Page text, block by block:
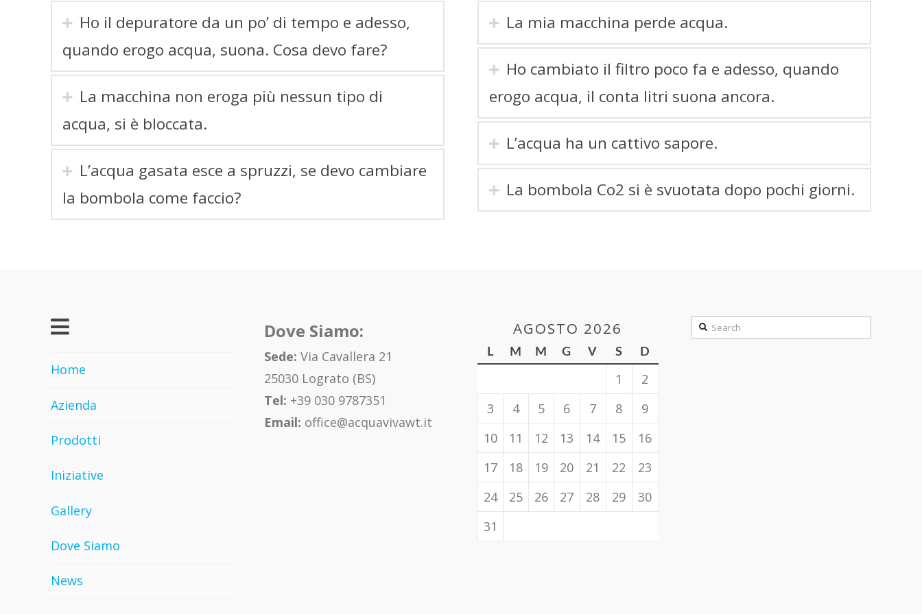
Ho il depuratore da un po’ di tempo e adesso,
quando erogo acqua, suona. Cosa devo fare?
La macchina non eroga più nessun tipo di
acqua, si è bloccata.
L’acqua gasata esce a spruzzi, se devo cambiare
la bombola come faccio?
La mia macchina perde acqua.
Ho cambiato il filtro poco fa e adesso, quando
erogo acqua, il conta litri suona ancora.
L’acqua ha un cattivo sapore.
La bombola Co2 si è svuotata dopo pochi giorni.
Home
Azienda
Prodotti
Iniziative
Gallery
Dove Siamo
News
Dove Siamo:
Sede: Via Cavallera 21
25030 Lograto (BS)
Tel: +39 030 9787351
Email: office@acquavivawt.it
AGOSTO 2026
L M M G V S D
1
2
3
4 5 6 7 8
9
10
11 12 13 14 15
16
17
18 19 20 21 22
23
24
25 26 27 28 29
30
31
Search